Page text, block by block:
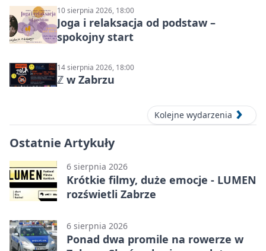
10 sierpnia 2026, 18:00
Joga i relaksacja od podstaw –
spokojny start
14 sierpnia 2026, 18:00
ℤ w Zabrzu
Kolejne wydarzenia
Ostatnie Artykuły
6 sierpnia 2026
Krótkie filmy, duże emocje - LUMEN
rozświetli Zabrze
6 sierpnia 2026
Ponad dwa promile na rowerze w